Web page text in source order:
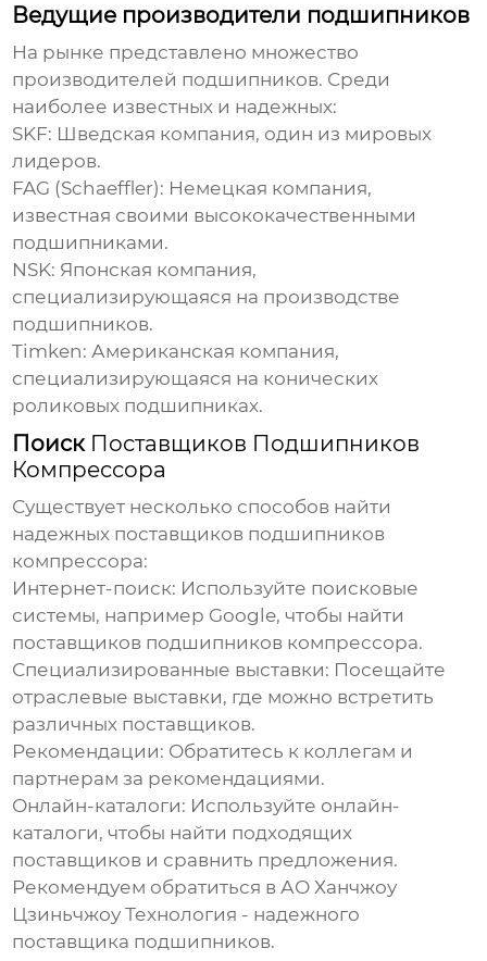
Ведущие производители подшипников
На рынке представлено множество
производителей подшипников. Среди
наиболее известных и надежных:
SKF: Шведская компания, один из мировых
лидеров.
FAG (Schaeffler): Немецкая компания,
известная своими высококачественными
подшипниками.
NSK: Японская компания,
специализирующаяся на производстве
подшипников.
Timken: Американская компания,
специализирующаяся на конических
роликовых подшипниках.
Поиск Поставщиков Подшипников
Компрессора
Существует несколько способов найти
надежных поставщиков подшипников
компрессора:
Интернет-поиск: Используйте поисковые
системы, например Google, чтобы найти
поставщиков подшипников компрессора.
Специализированные выставки: Посещайте
отраслевые выставки, где можно встретить
различных поставщиков.
Рекомендации: Обратитесь к коллегам и
партнерам за рекомендациями.
Онлайн-каталоги: Используйте онлайн-
каталоги, чтобы найти подходящих
поставщиков и сравнить предложения.
Рекомендуем обратиться вАО Ханчжоу
Цзиньчжоу Технология - надежного
поставщика подшипников.